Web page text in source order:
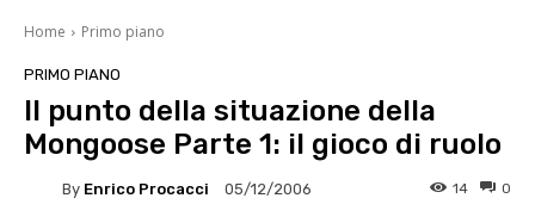
Home Primo piano
PRIMO PIANO
Il punto della situazione della
Mongoose Parte 1: il gioco di ruolo
By Enrico Procacci 05/12/2006 0
14